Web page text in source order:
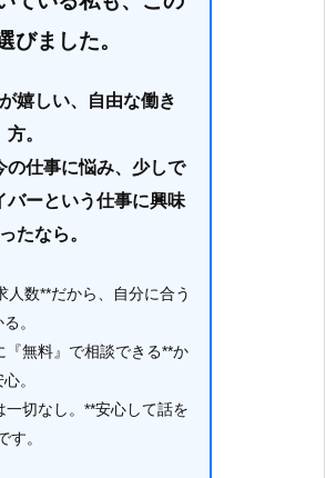
びました。
嬉しい、自由な働き
方。
の仕事に悩み、少しで
バーという仕事に興味
たなら。
人数**だから、自分に合う
。
『無料』で相談できる**か
。
一切なし。**安心して話を
す。